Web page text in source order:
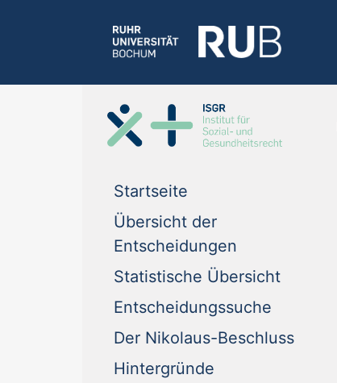
Startseite
Übersicht der
Entscheidungen
Statistische Übersicht
Entscheidungssuche
Der Nikolaus-Beschluss
Hintergründe